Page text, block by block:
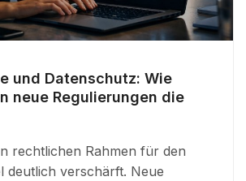
und Datenschutz: Wie
neue Regulierungen die
rechtlichen Rahmen für den
deutlich verschärft. Neue